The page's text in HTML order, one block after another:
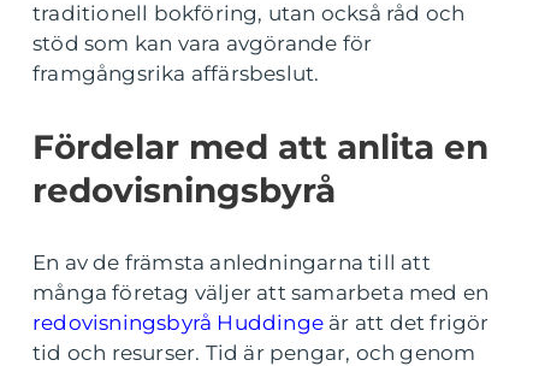
traditionell bokföring, utan också råd och
stöd som kan vara avgörande för
framgångsrika affärsbeslut.
Fördelar med att anlita en
redovisningsbyrå
En av de främsta anledningarna till att
många företag väljer att samarbeta med en
redovisningsbyrå Huddinge är att det frigör
tid och resurser. Tid är pengar, och genom